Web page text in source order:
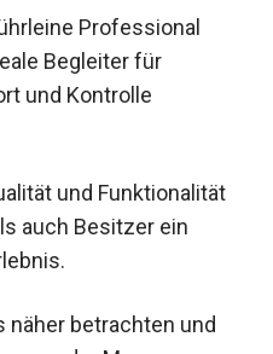
Professional
Begleiter für
und Kontrolle
und Funktionalität
auch Besitzer ein
näher betrachten und